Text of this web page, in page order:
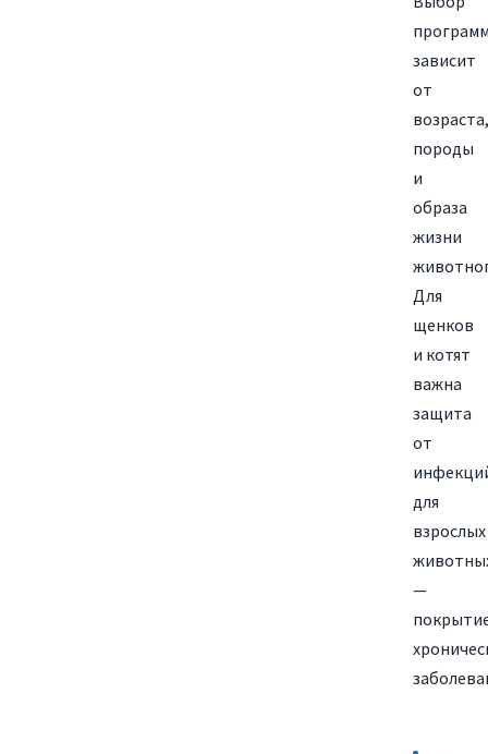
зависит
от
возраста,
породы
и
образа
жизни
Для
щенков
и котят
важна
защита
от
для
взрослых
—